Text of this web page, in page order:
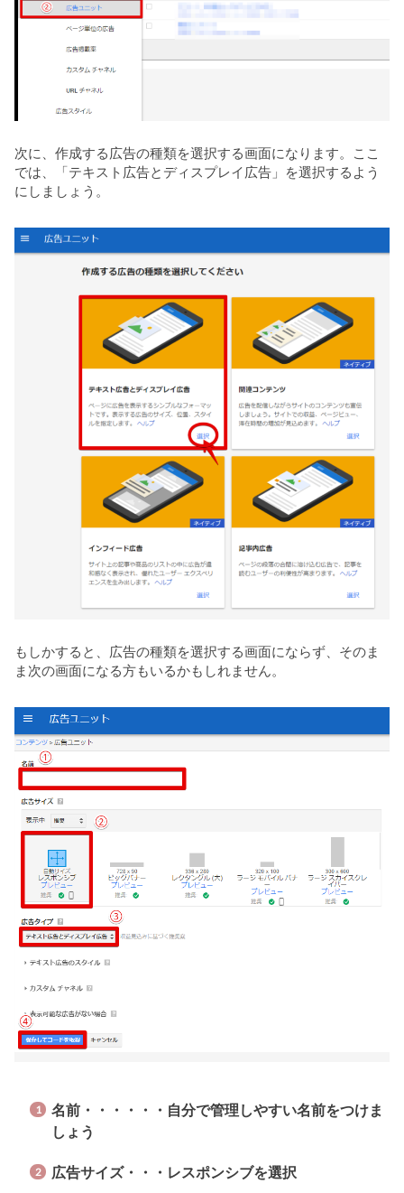
次に、作成する広告の種類を選択する画面になります。ここ
では、「テキスト広告とディスプレイ広告」を選択するよう
にしましょう。
もしかすると、広告の種類を選択する画面にならず、そのま
ま次の画面になる方もいるかもしれません。
名前・・・・・・自分で管理しやすい名前をつけま
しょう
広告サイズ・・・レスポンシブを選択